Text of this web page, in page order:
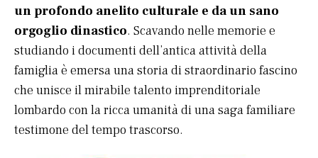
un profondo anelito culturale e da un sano
orgoglio dinastico. Scavando nelle memorie e
studiando i documenti dell’antica attività della
famiglia è emersa una storia di straordinario fascino
che unisce il mirabile talento imprenditoriale
lombardo con la ricca umanità di una saga familiare
testimone del tempo trascorso.